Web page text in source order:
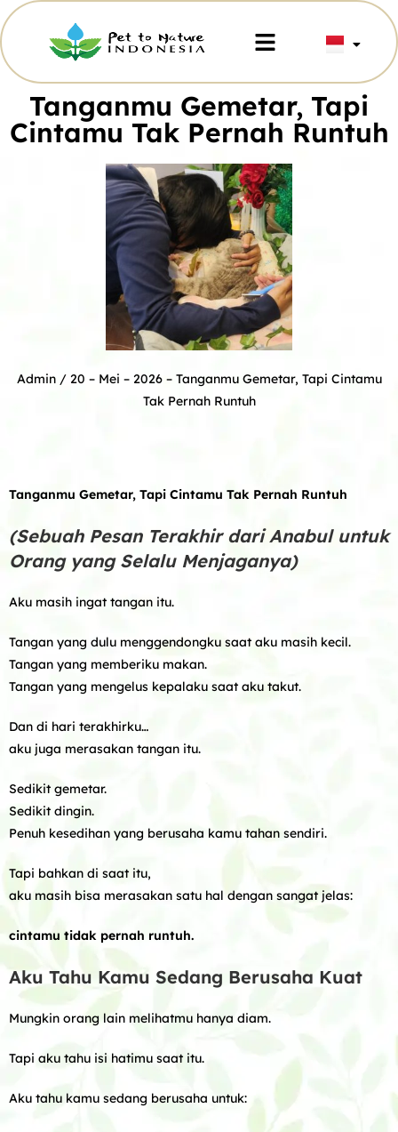
Tanganmu Gemetar, Tapi
Cintamu Tak Pernah Runtuh
Admin/ 20 – Mei – 2026 – Tanganmu Gemetar, Tapi Cintamu
Tak Pernah Runtuh
Tanganmu Gemetar, Tapi Cintamu Tak Pernah Runtuh
(Sebuah Pesan Terakhir dari Anabul untuk
Orang yang Selalu Menjaganya)
Aku masih ingat tangan itu.
Tangan yang dulu menggendongku saat aku masih kecil.
Tangan yang memberiku makan.
Tangan yang mengelus kepalaku saat aku takut.
Dan di hari terakhirku…
aku juga merasakan tangan itu.
Sedikit gemetar.
Sedikit dingin.
Penuh kesedihan yang berusaha kamu tahan sendiri.
Tapi bahkan di saat itu,
aku masih bisa merasakan satu hal dengan sangat jelas:
cintamu tidak pernah runtuh.
Aku Tahu Kamu Sedang Berusaha Kuat
Mungkin orang lain melihatmu hanya diam.
Tapi aku tahu isi hatimu saat itu.
Aku tahu kamu sedang berusaha untuk: